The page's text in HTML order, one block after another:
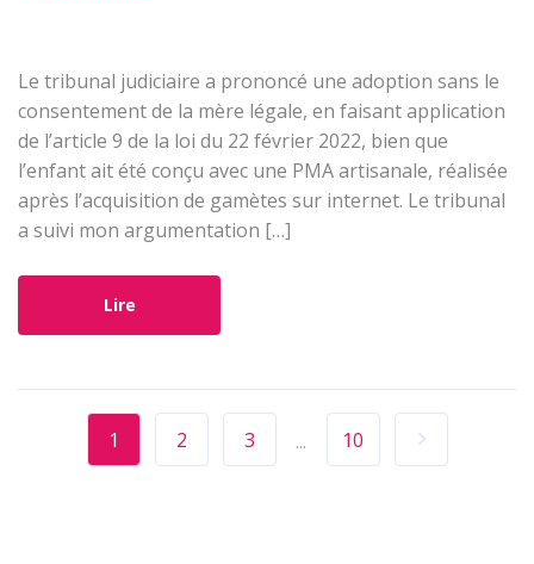
Le tribunal judiciaire a prononcé une adoption sans le
consentement de la mère légale, en faisant application
de l’article 9 de la loi du 22 février 2022, bien que
l’enfant ait été conçu avec une PMA artisanale, réalisée
après l’acquisition de gamètes sur internet. Le tribunal
a suivi mon argumentation […]
Lire
1 2 3 ... 10